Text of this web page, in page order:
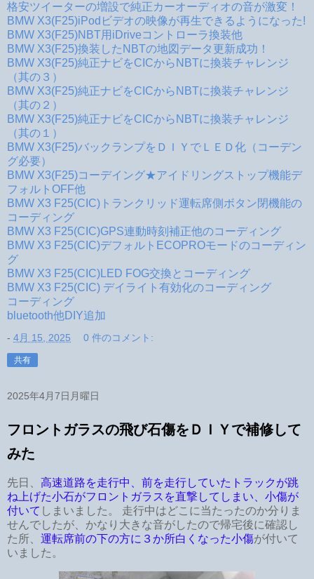
格安ツイーターの増設で純正カーオーディオの音が激変！
BMW X3(F25)iPodビデオの映像が再生できるようになった!
BMW X3(F25)NBT用iDriveコントローラ換装他
BMW X3(F25)換装したNBTの地図データ更新成功！
BMW X3(F25)純正ナビをCICからNBTに換装チャレンジ
（其の３）
BMW X3(F25)純正ナビをCICからNBTに換装チャレンジ
（其の２）
BMW X3(F25)純正ナビをCICからNBTに換装チャレンジ
（其の１）
BMW X3(F25)バックランプをＤＩＹでＬＥＤ化（コーデン
グ必要）
BMW X3(F25)コーデイング★アイドリングストップ機能デ
フォルトOFF他
BMW X3 F25(CIC)トランクリッド運転席側ボタン閉機能の
コーディング
BMW X3 F25(CIC)GPS連動時刻補正他のコーディング
BMW X3 F25(CIC)デフォルトECOPROモードのコーディン
グ
BMW X3 F25(CIC)LED FOG交換とコーディング
BMW X3 F25(CIC) デイライト有効化のコーディング
コーディング
bluetooth他DIY追加
- 4月 15, 2025 0 件のコメント:
共有
2025年4月7日月曜日
フロントガラスの飛び石傷をＤＩＹで補修して
みた
先日、 高速道路を走行中、前を走行していたトラックが跳
ね上げた小石がフロントガラスを直撃してしまい、小傷が
付いて しまいました。 走行中はどこに当たったのか分りま
せんでしたが、かなり大きな音がしたので帰宅後に確認し
た所、 運転席前の下の方に３か所白くなった小傷が付いて
いました。